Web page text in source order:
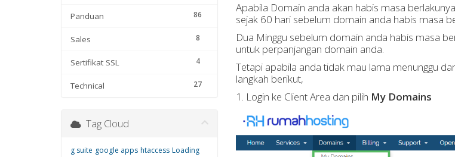
86
Panduan
8
Sales
4
Sertifikat SSL
27
Technical
Apabila Domain anda akan habis masa
sejak 60 hari sebelum domain anda habis masa
Dua Minggu sebelum domain anda habis masa
untuk perpanjangan domain anda.
Tetapi apabila anda tidak mau lama menunggu
langkah berikut,
1. Login ke Client Area dan pilih My Domains
Tag Cloud
g suite google apps htaccess Loading